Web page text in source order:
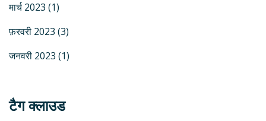
मार्च 2023 (1)
फ़रवरी 2023 (3)
जनवरी 2023 (1)
टैग क्लाउड